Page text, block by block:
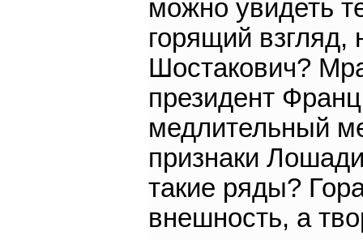
можно увидеть
горящий
Шостакович?
президент
медлительный
признаки
такие ряды?
внешность, а